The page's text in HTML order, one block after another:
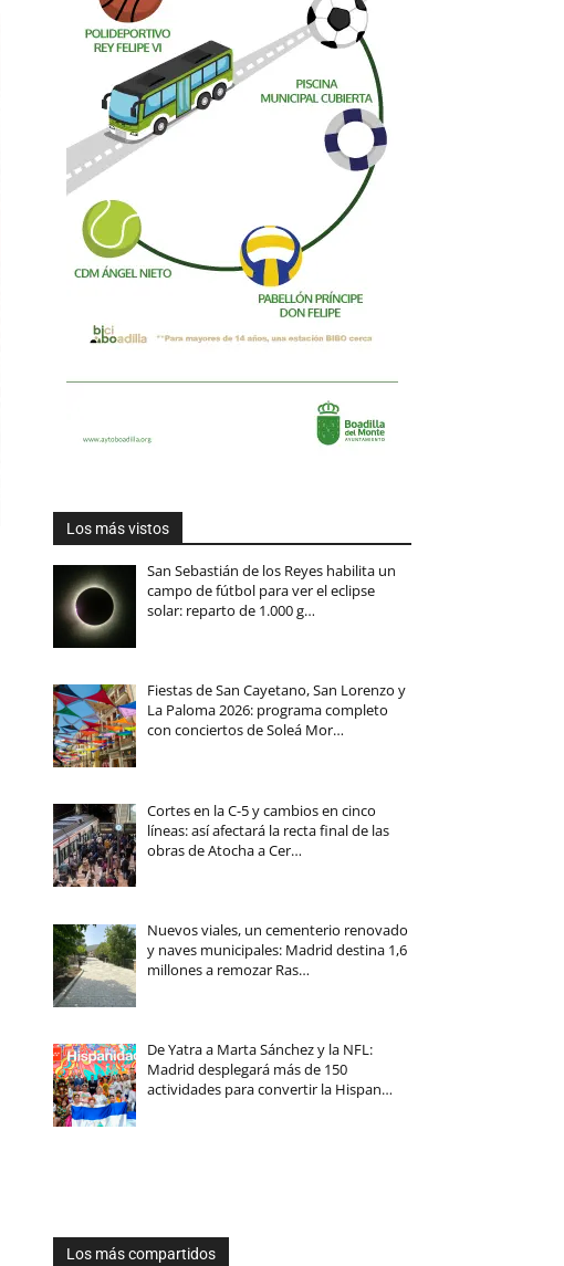
Los más vistos
San Sebastián de los Reyes habilita un
campo de fútbol para ver el eclipse
solar: reparto de 1.000 g…
Fiestas de San Cayetano, San Lorenzo y
La Paloma 2026: programa completo
con conciertos de Soleá Mor…
Cortes en la C-5 y cambios en cinco
líneas: así afectará la recta final de las
obras de Atocha a Cer…
Nuevos viales, un cementerio renovado
y naves municipales: Madrid destina 1,6
millones a remozar Ras…
De Yatra a Marta Sánchez y la NFL:
Madrid desplegará más de 150
actividades para convertir la Hispan…
Los más compartidos